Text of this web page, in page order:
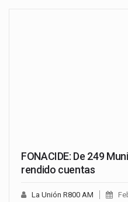
FONACIDE: De 249
rendido cuentas
La Unión R800 AM